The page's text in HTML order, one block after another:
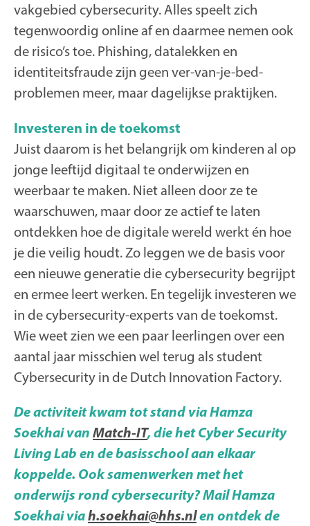
vakgebied cybersecurity. Alles speelt zich
tegenwoordig online af en daarmee nemen ook
de risico’s toe. Phishing, datalekken en
identiteitsfraude zijn geen ver-van-je-bed-
problemen meer, maar dagelijkse praktijken.
Investeren in de toekomst
Juist daarom is het belangrijk om kinderen al op
jonge leeftijd digitaal te onderwijzen en
weerbaar te maken. Niet alleen door ze te
waarschuwen, maar door ze actief te laten
ontdekken hoe de digitale wereld werkt én hoe
je die veilig houdt. Zo leggen we de basis voor
een nieuwe generatie die cybersecurity begrijpt
en ermee leert werken. En tegelijk investeren we
in de cybersecurity-experts van de toekomst.
Wie weet zien we een paar leerlingen over een
aantal jaar misschien wel terug als student
Cybersecurity in de Dutch Innovation Factory.
De activiteit kwam tot stand via Hamza
Soekhai van Match-IT, die het Cyber Security
Living Lab en de basisschool aan elkaar
koppelde. Ook samenwerken met het
onderwijs rond cybersecurity? Mail Hamza
Soekhai viah.soekhai@hhs.nlen ontdek de